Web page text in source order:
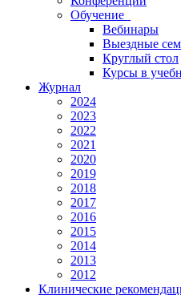
Обучение
Вебинары
Выездные
Круглый стол
Курсы в
Журнал
2024
2023
2022
2021
2020
2019
2018
2017
2016
2015
2014
2013
2012
Клинические